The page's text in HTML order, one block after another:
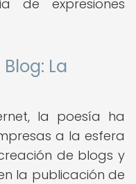
de expresiones
La
la poesía ha
a la esfera
de blogs y
la publicación de